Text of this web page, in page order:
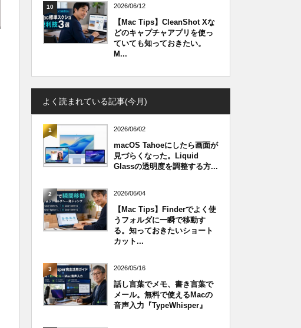
10 2026/06/12
【Mac Tips】CleanShot Xな
どのキャプチャアプリを使っ
ていても知っておきたい。
M...
よく読まれている記事(今月)
1 2026/06/02
macOS Tahoeにしたら画面が
見づらくなった。Liquid
Glassの透明度を調整する方...
2 2026/06/04
【Mac Tips】Finderでよく使
うフォルダに一瞬で移動す
る。知っておきたいショート
カット...
3 2026/05/16
話し言葉でメモ、書き言葉で
メール。無料で使えるMacの
音声入力『TypeWhisper』